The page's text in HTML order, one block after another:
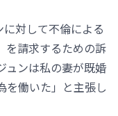
対して不倫による
を請求するための訴
ュンは私の妻が既婚
を働いた」と主張し